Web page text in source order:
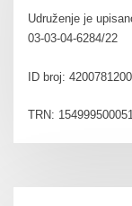
Udruženje je
03-03-04-6284/22
ID broj:
TRN: